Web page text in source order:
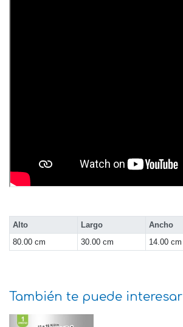
Alto Largo Ancho
80.00 cm
30.00 cm 14.00 cm
También te puede interesar